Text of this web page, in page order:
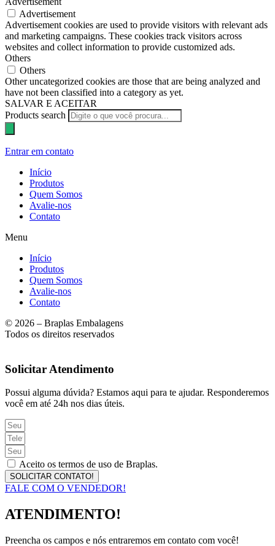
Advertisement
Advertisement cookies are used to provide visitors with relevant ads
and marketing campaigns. These cookies track visitors across
websites and collect information to provide customized ads.
Others
Others
Other uncategorized cookies are those that are being analyzed and
have not been classified into a category as yet.
SALVAR E ACEITAR
Products search
Entrar em contato
Início
Produtos
Quem Somos
Avalie-nos
Contato
Menu
Início
Produtos
Quem Somos
Avalie-nos
Contato
© 2026 – Braplas Embalagens
Todos os direitos reservados
Solicitar Atendimento
Possui alguma dúvida? Estamos aqui para te ajudar. Responderemos
você em até 24h nos dias úteis.
Aceito os termos de uso de Braplas.
SOLICITAR CONTATO!
FALE COM O VENDEDOR!
ATENDIMENTO!
Preencha os campos e nós entraremos em contato com você!